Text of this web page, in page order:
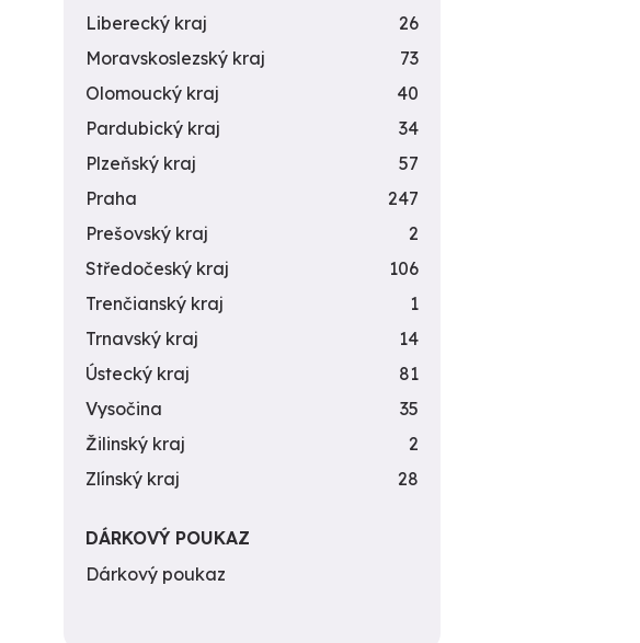
Liberecký kraj
26
Moravskoslezský kraj
73
Olomoucký kraj
40
Pardubický kraj
34
Plzeňský kraj
57
Praha
247
Prešovský kraj
2
Středočeský kraj
106
Trenčianský kraj
1
Trnavský kraj
14
Ústecký kraj
81
Vysočina
35
Žilinský kraj
2
Zlínský kraj
28
DÁRKOVÝ POUKAZ
Dárkový poukaz